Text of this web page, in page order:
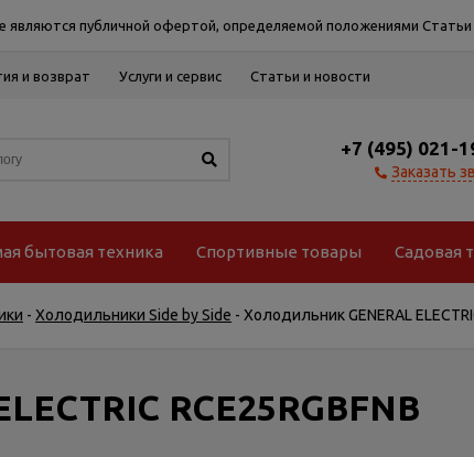
публичной офертой, определяемой положениями Статьи
и возврат Услуги и сервис Статьи и новости
+7 (495) 021-
Заказать
бытовая техника Спортивные товары Садовая
- Холодильники Side by Side - Холодильник GENERAL
RCE25RGBFNB